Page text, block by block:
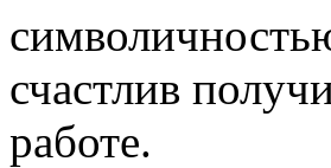
счастлив
работе.